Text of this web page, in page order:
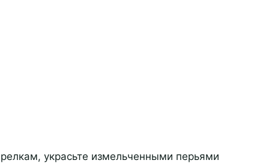
украсьте измельченными перьями